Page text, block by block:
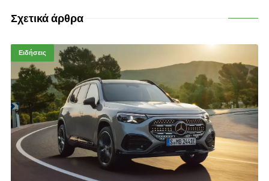
Σχετικά άρθρα
Ειδήσεις